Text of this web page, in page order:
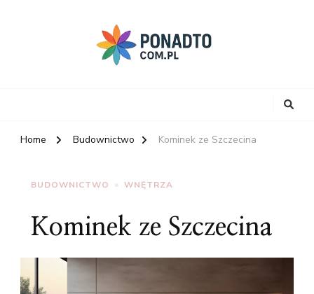
Home Budownictwo Kominek ze Szczecina
BUDOWNICTWO WNĘTRZA
Kominek ze Szczecina